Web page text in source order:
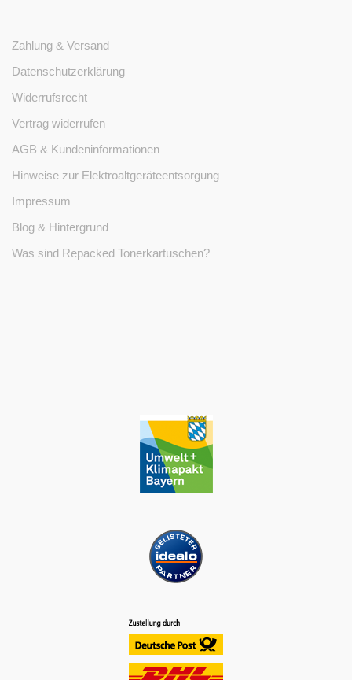
Zahlung & Versand
Datenschutzerklärung
Widerrufsrecht
Vertrag widerrufen
AGB & Kundeninformationen
Hinweise zur Elektroaltgeräteentsorgung
Impressum
Blog & Hintergrund
Was sind Repacked Tonerkartuschen?